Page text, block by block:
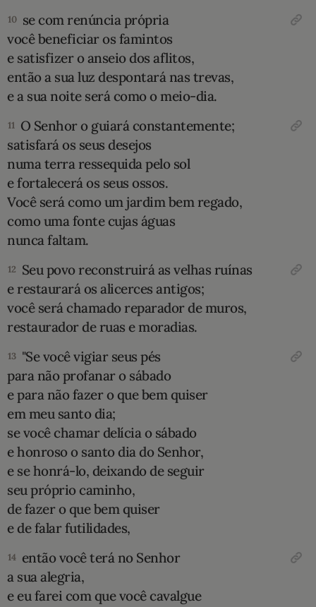
10 se com renúncia própria
você beneficiar os famintos
e satisfizer o anseio dos aflitos,
então a sua luz despontará nas trevas,
e a sua noite será como o meio-dia.
11 O Senhor o guiará constantemente;
satisfará os seus desejos
numa terra ressequida pelo sol
e fortalecerá os seus ossos.
Você será como um jardim bem regado,
como uma fonte cujas águas
nunca faltam.
12 Seu povo reconstruirá as velhas ruínas
e restaurará os alicerces antigos;
você será chamado reparador de muros,
restaurador de ruas e moradias.
13 "Se você vigiar seus pés
para não profanar o sábado
e para não fazer o que bem quiser
em meu santo dia;
se você chamar delícia o sábado
e honroso o santo dia do Senhor,
e se honrá-lo, deixando de seguir
seu próprio caminho,
de fazer o que bem quiser
e de falar futilidades,
14 então você terá no Senhor
a sua alegria,
e eu farei com que você cavalgue